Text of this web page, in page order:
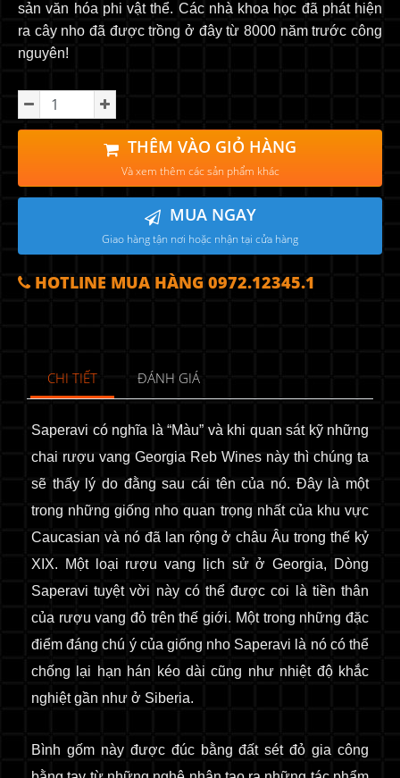
sản văn hóa phi vật thể. Các nhà khoa học đã phát hiện
ra cây nho đã được trồng ở đây từ 8000 năm trước công
nguyên!
THÊM VÀO GIỎ HÀNG
Và xem thêm các sản phẩm khác
MUA NGAY
Giao hàng tận nơi hoặc nhận tại cửa hàng
HOTLINE MUA HÀNG 0972.12345.1
CHI TIẾT ĐÁNH GIÁ
Saperavi có nghĩa là “Màu” và khi quan sát kỹ những
chai rượu vang Georgia Reb Wines này thì chúng ta
sẽ thấy lý do đằng sau cái tên của nó. Đây là một
trong những giống nho quan trọng nhất của khu vực
Caucasian và nó đã lan rộng ở châu Âu trong thế kỷ
XIX. Một loại rượu vang lịch sử ở Georgia, Dòng
Saperavi tuyệt vời này có thể được coi là tiền thân
của rượu vang đỏ trên thế giới. Một trong những đặc
điểm đáng chú ý của giống nho Saperavi là nó có thể
chống lại hạn hán kéo dài cũng như nhiệt độ khắc
nghiệt gần như ở Siberia.
Bình gốm này được đúc bằng đất sét đỏ gia công